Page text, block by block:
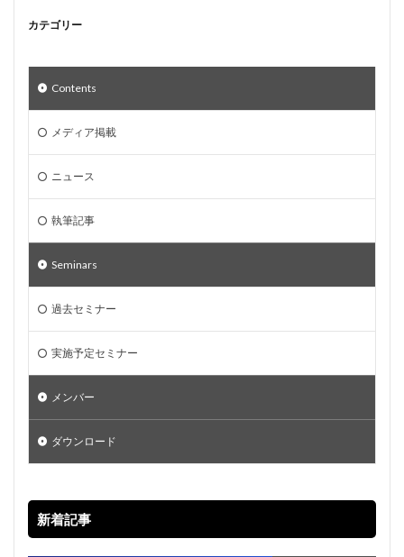
カテゴリー
Contents
メディア掲載
ニュース
執筆記事
Seminars
過去セミナー
実施予定セミナー
メンバー
ダウンロード
新着記事